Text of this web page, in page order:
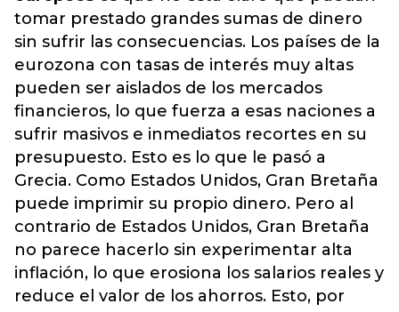
tomar prestado grandes sumas de dinero
sin sufrir las consecuencias. Los países de la
eurozona con tasas de interés muy altas
pueden ser aislados de los mercados
financieros, lo que fuerza a esas naciones a
sufrir masivos e inmediatos recortes en su
presupuesto. Esto es lo que le pasó a
Grecia. Como Estados Unidos, Gran Bretaña
puede imprimir su propio dinero. Pero al
contrario de Estados Unidos, Gran Bretaña
no parece hacerlo sin experimentar alta
inflación, lo que erosiona los salarios reales y
reduce el valor de los ahorros. Esto, por